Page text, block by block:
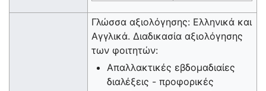
Γλώσσα αξιολόγησης: Ελληνικά και
Αγγλικά. Διαδικασία αξιολόγησης
των φοιτητών:
Απαλλακτικές εβδομαδιαίες
διαλέξεις - προφορικές